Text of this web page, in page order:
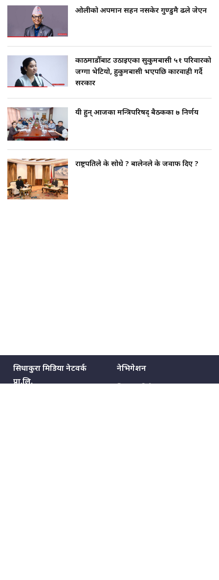
ओलीको अपमान सहन नसकेर गुण्डुमै ढले जेएन
काठमाडौँबाट उठाइएका सुकुमबासी ५१ परिवारको
जग्गा भेटियो, हुकुमबासी भएपछि कारवाही गर्दै
सरकार
यी हुन् आजका मन्त्रिपरिषद् बैठकका ७ निर्णय
राष्ट्रपतिले के सोधे ? बालेनले के जवाफ दिए ?
सिधाकुरा मिडिया नेटवर्क
प्रा.लि.
नेभिगेशन